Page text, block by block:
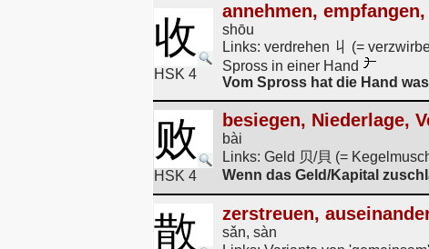
收
HSK 4
annehmen,
shōu
Links: verdrehen 丩 (=
Spross in einer Hand
Vom Spross hat die Hand
败
HSK 4
besiegen, Niederlage,
bài
Links: Geld 贝/貝 (=
Wenn das Geld/Kapital
散 zerstreuen,
sǎn, sàn